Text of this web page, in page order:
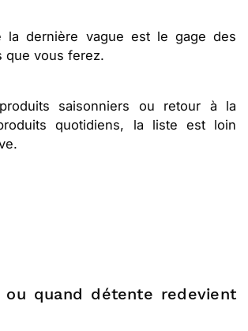
la dernière vague est le gage des
que vous ferez.
saisonniers ou retour à la
quotidiens, la liste est loin
ou quand détente redevient